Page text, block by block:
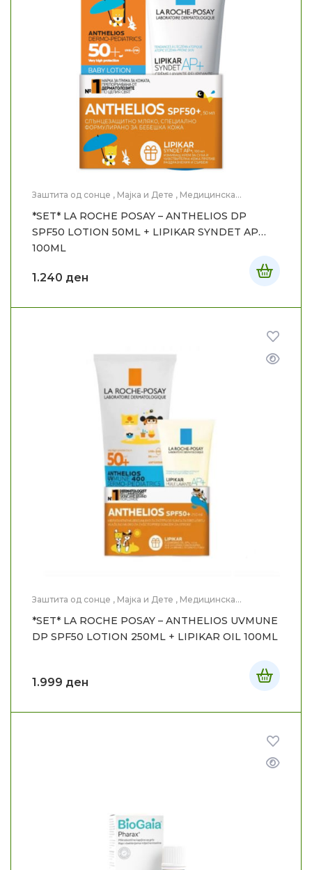
Заштита од сонце , Мајка и Дете , Медицинска
*SET* LA ROCHE POSAY – ANTHELIOS DP
SPF50 LOTION 50ML + LIPIKAR SYNDET AP
100ML
1.240 ден
Заштита од сонце , Мајка и Дете , Медицинска
*SET* LA ROCHE POSAY – ANTHELIOS UVMUNE
DP SPF50 LOTION 250ML + LIPIKAR OIL 100ML
1.999 ден